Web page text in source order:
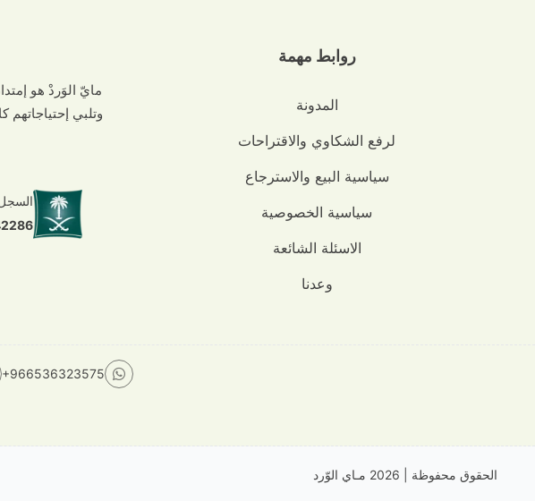
روابط مهمة
المدونة
لرفع الشكاوي والاقتراحات
سياسية البيع والاسترجاع
سياسية الخصوصية
الاسئلة الشائعة
وعدنا
مايّ الوَردْ هو
وتلبي
+966536323575
الحقوق محفوظة | 2026 مـاي الوّرد